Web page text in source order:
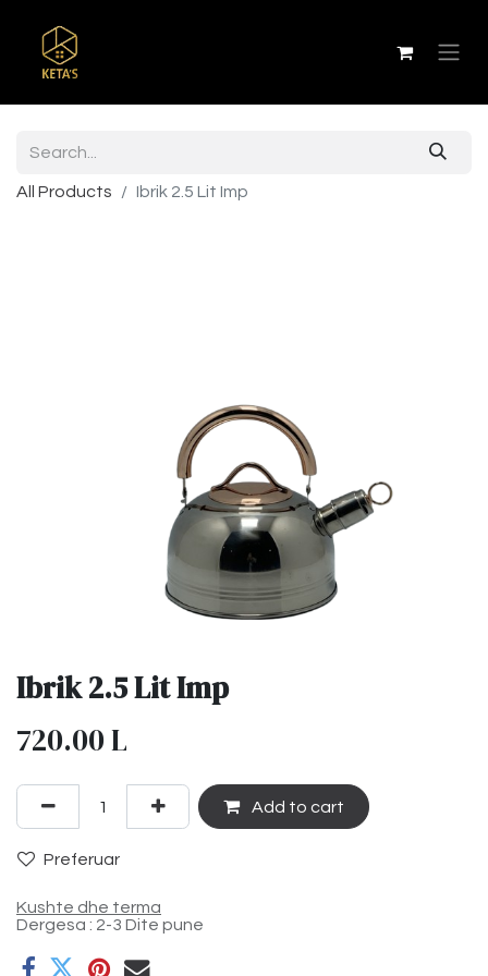
All Products Ibrik 2.5 Lit Imp
Ibrik 2.5 Lit Imp
720.00L
Add to cart
Preferuar
Kushte dhe terma
Dergesa : 2-3 Dite pune